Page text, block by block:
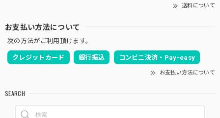
送料について
お支払い方法について
次の方法がご利用頂けます。
クレジットカード 銀行振込 コンビニ決済・Pay-easy
お支払い方法について
SEARCH